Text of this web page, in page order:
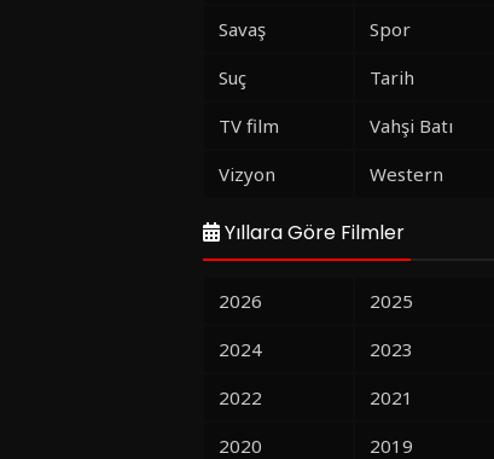
Savaş
Spor
Suç
Tarih
TV film
Vahşi Batı
Vizyon
Western
Yıllara Göre Filmler
2026
2025
2024
2023
2022
2021
2020
2019